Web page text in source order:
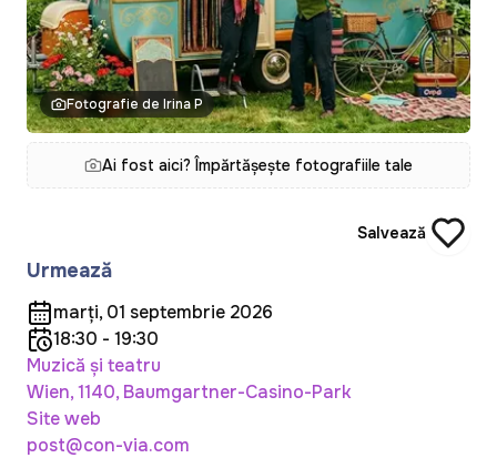
Fotografie de Irina P
Ai fost aici? Împărtășește fotografiile tale
Salvează
Urmează
marți, 01 septembrie 2026
18:30 - 19:30
Muzică și teatru
Wien, 1140, Baumgartner-Casino-Park
Site web
post@con-via.com